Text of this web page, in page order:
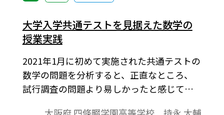
大学入学共通テストを見据えた数学の
授業実践
2021年1月に初めて実施された共通テストの
数学の問題を分析すると、正直なところ、
試行調査の問題より易しかったと感じてい